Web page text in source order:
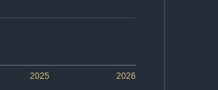
2025 2026